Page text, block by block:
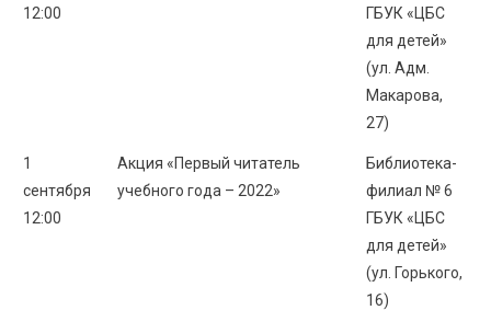
12:00
ГБУК «ЦБС
для детей»
(ул. Адм.
Макарова,
27)
1
сентября
12:00
Акция «Первый читатель
учебного года – 2022»
Библиотека-
филиал № 6
ГБУК «ЦБС
для детей»
(ул. Горького,
16)